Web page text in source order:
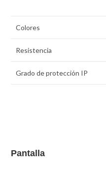
Colores
Resistencia
Grado de protección IP
Pantalla